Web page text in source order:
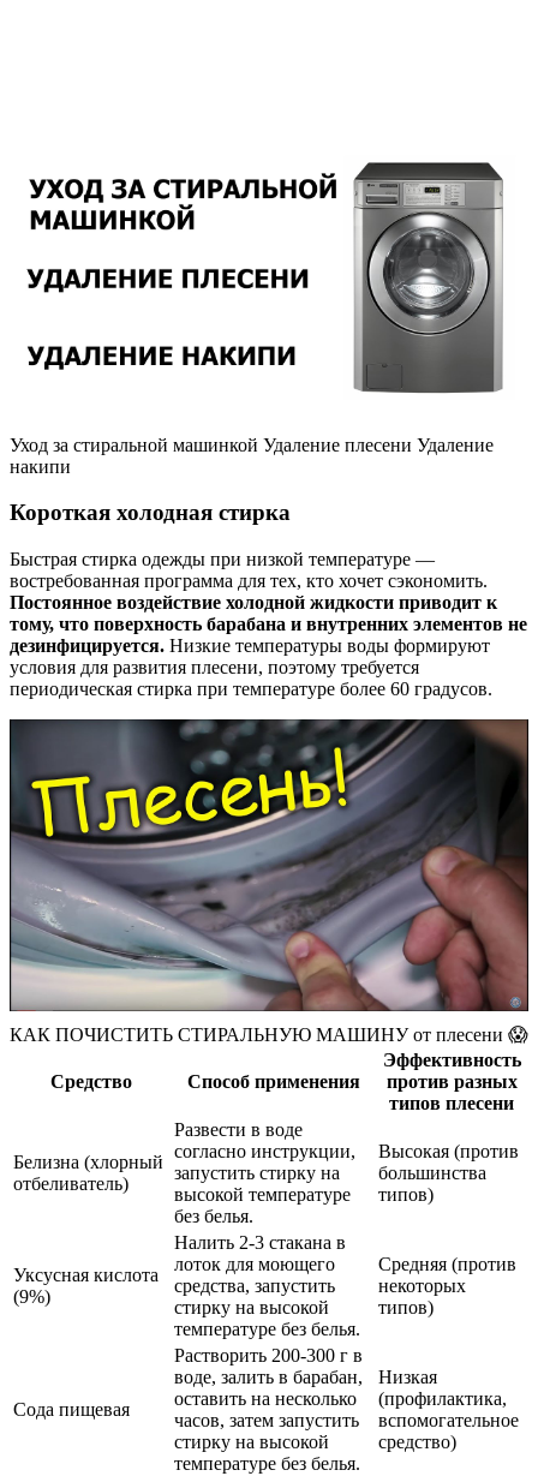
Уход за стиральной машинкой Удаление плесени Удаление
накипи
Короткая холодная стирка
Быстрая стирка одежды при низкой температуре —
востребованная программа для тех, кто хочет сэкономить.
Постоянное воздействие холодной жидкости приводит к
тому, что поверхность барабана и внутренних элементов не
дезинфицируется. Низкие температуры воды формируют
условия для развития плесени, поэтому требуется
периодическая стирка при температуре более 60 градусов.
КАК ПОЧИСТИТЬ СТИРАЛЬНУЮ МАШИНУ от плесени 😱
Средство Способ применения
Эффективность
против разных
типов плесени
Белизна (хлорный
отбеливатель)
Развести в воде
согласно инструкции,
запустить стирку на
высокой температуре
без белья.
Высокая (против
большинства
типов)
Уксусная кислота
(9%)
Налить 2-3 стакана в
лоток для моющего
средства, запустить
стирку на высокой
температуре без белья.
Средняя (против
некоторых
типов)
Сода пищевая
Растворить 200-300 г в
воде, залить в барабан,
оставить на несколько
часов, затем запустить
стирку на высокой
температуре без белья.
Низкая
(профилактика,
вспомогательное
средство)